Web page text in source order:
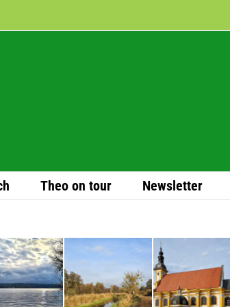
Theo on tour News­let­ter